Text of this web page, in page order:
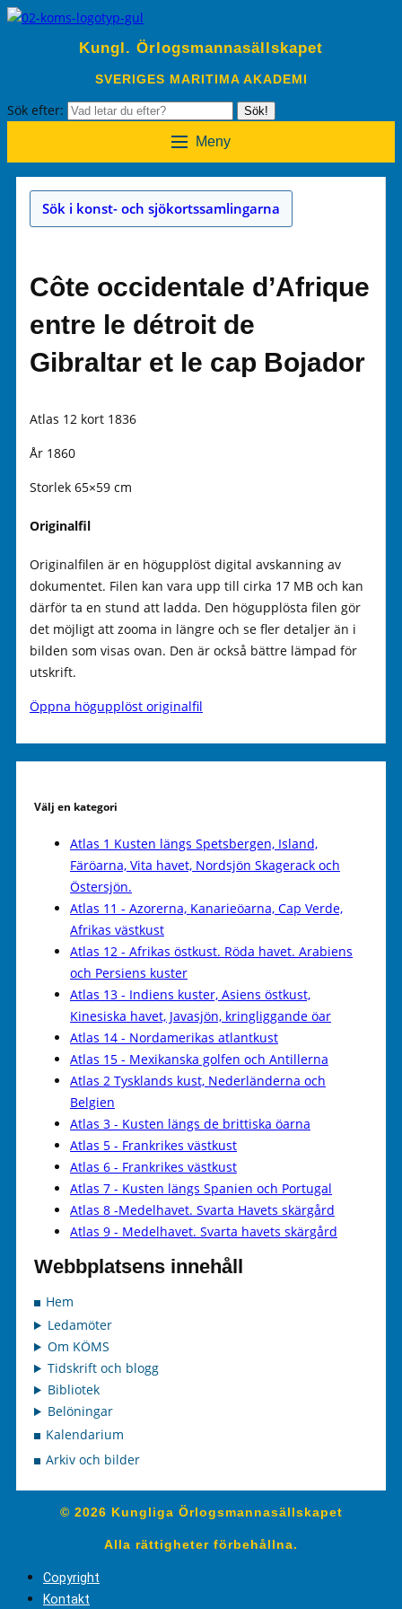
Kungl. Örlogsmannasällskapet
SVERIGES MARITIMA AKADEMI
Sök efter: Sök!
Meny
Sök i konst- och sjökortssamlingarna
Côte occidentale d’Afrique
entre le détroit de
Gibraltar et le cap Bojador
Atlas 12 kort 1836
År 1860
Storlek 65×59 cm
Originalfil
Originalfilen är en högupplöst digital avskanning av
dokumentet. Filen kan vara upp till cirka 17 MB och kan
därför ta en stund att ladda. Den högupplösta filen gör
det möjligt att zooma in längre och se fler detaljer än i
bilden som visas ovan. Den är också bättre lämpad för
utskrift.
Öppna högupplöst originalfil
Välj en kategori
Atlas 1 Kusten längs Spetsbergen, Island,
Färöarna, Vita havet, Nordsjön Skagerack och
Östersjön.
Atlas 11 - Azorerna, Kanarieöarna, Cap Verde,
Afrikas västkust
Atlas 12 - Afrikas östkust. Röda havet. Arabiens
och Persiens kuster
Atlas 13 - Indiens kuster, Asiens östkust,
Kinesiska havet, Javasjön, kringliggande öar
Atlas 14 - Nordamerikas atlantkust
Atlas 15 - Mexikanska golfen och Antillerna
Atlas 2 Tysklands kust, Nederländerna och
Belgien
Atlas 3 - Kusten längs de brittiska öarna
Atlas 5 - Frankrikes västkust
Atlas 6 - Frankrikes västkust
Atlas 7 - Kusten längs Spanien och Portugal
Atlas 8 -Medelhavet. Svarta Havets skärgård
Atlas 9 - Medelhavet. Svarta havets skärgård
Webbplatsens innehåll
Hem
Ledamöter
Om KÖMS
Tidskrift och blogg
Bibliotek
Belöningar
Kalendarium
Arkiv och bilder
© 2026 Kungliga Örlogsmannasällskapet
Alla rättigheter förbehållna.
Copyright
Kontakt